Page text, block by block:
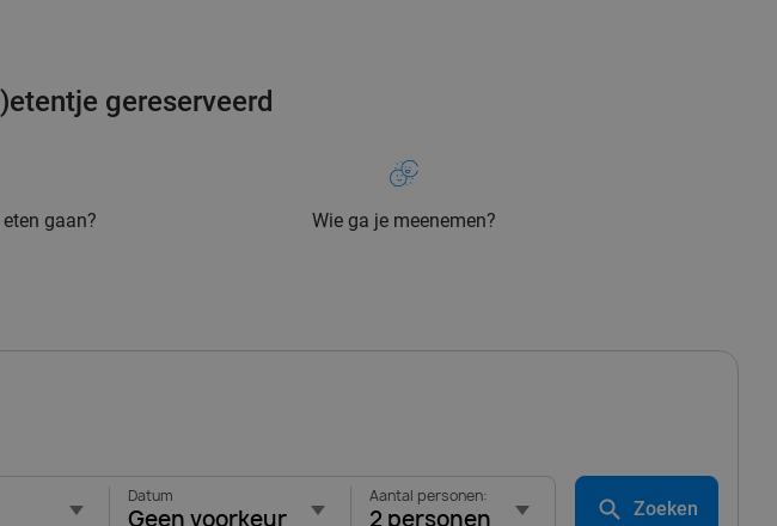
gereserveerd
gaan? Wie ga je meenemen?
Datum
Geen voorkeur
Aantal personen:
2 personen Zoeken